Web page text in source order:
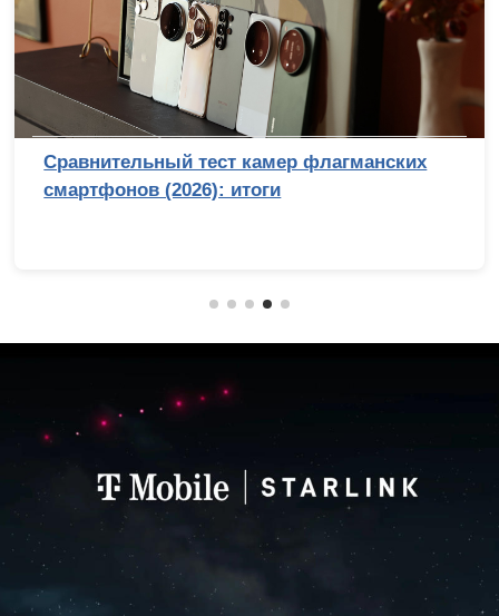
Сравнительный тест камер флагманских
смартфонов (2026): итоги